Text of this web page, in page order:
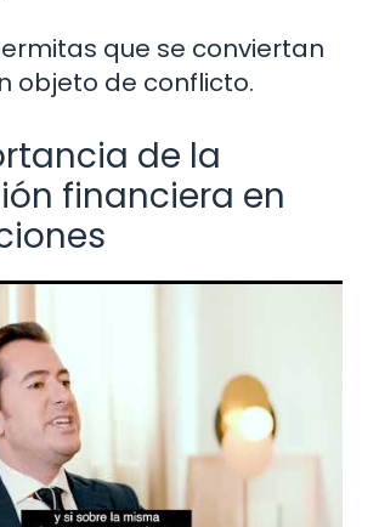
que se conviertan
objeto de conflicto.
de la
financiera en